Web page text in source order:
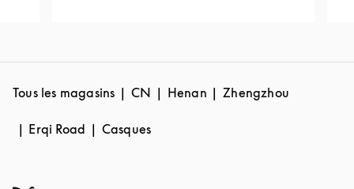
Tous les magasins CN Henan Zhengzhou
Erqi Road Casques